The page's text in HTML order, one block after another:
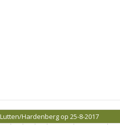
Hardenberg op 25-8-2017